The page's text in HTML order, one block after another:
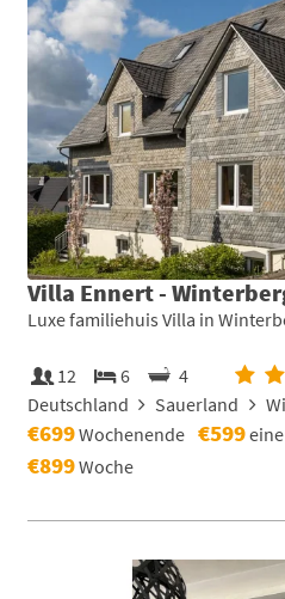
Villa Ennert -
Luxe familiehuis Villa in
12 6
4
Deutschland
Sauerland
€699Wochenende €599
€899Woche